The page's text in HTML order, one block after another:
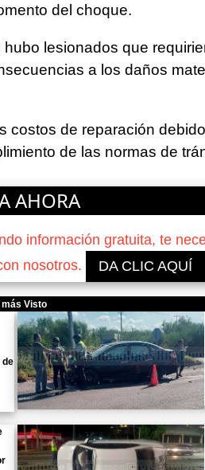
del choque.
lesionados que
a los daños
costos de reparación
de las normas de
AHORA
información gratuita, te
nosotros.
DA CLIC AQUÍ
más Visto
de